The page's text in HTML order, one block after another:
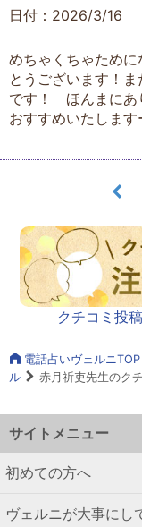
日付：2026/3/16
めちゃくちゃため
とうございます！
です！ ほんまにあ
おすすめいたします
クチコミ投
電話占いヴェルニTOP
ル
赤月祈吏先生のク
サイトメニュー
初めての方へ
ヴェルニが大事にし